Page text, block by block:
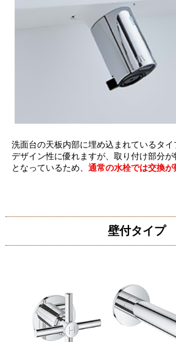
洗面台の天板内部に埋め込まれているタイ
デザイン性に優れますが、取り付け部分
となっているため、 通常の水栓では交換が
壁付タイプ